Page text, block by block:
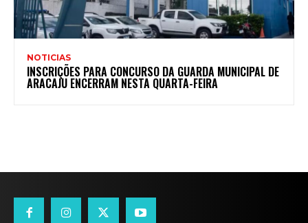
NOTICIAS
INSCRIÇÕES PARA CONCURSO DA GUARDA MUNICIPAL DE
ARACAJU ENCERRAM NESTA QUARTA-FEIRA